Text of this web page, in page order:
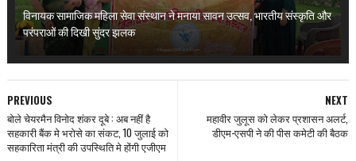
विनायक सामाजिक महिला सेवा संस्थान ने मनाया सावन उत्सव, भारतीय संस्कृति और
परंपराओं की दिखी सुंदर झलक
NEXT
महावीर जुलूस को लेकर प्रशासन अलर्ट,
डीएम-एसपी ने की पीस कमेटी की बैठक
PREVIOUS
बोले चेयरमैन विनोद शंकर दूबे : अब नहीं है
सहकारी बैंक मे भरोसे का संकट, 10 जुलाई को
सहकारिता मंत्री की उपस्थिति मे होंगी एजीएम